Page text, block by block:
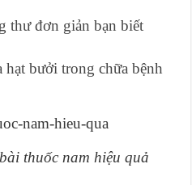
thư đơn giản bạn biết
bưởi trong chữa bệnh
thuốc nam hiệu quả